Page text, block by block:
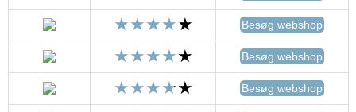
Besøg webshop
Besøg webshop
Besøg webshop